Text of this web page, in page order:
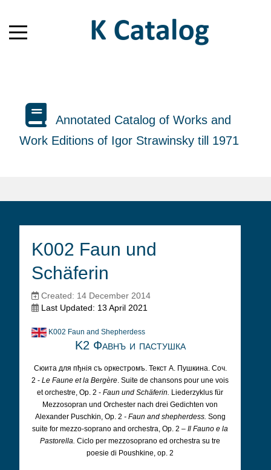
Annotated Catalog of Works and
Work Editions of Igor Strawinsky till 1971
K002 Faun und
Schäferin
Created: 14 December 2014
Last Updated: 13 April 2021
K002 Faun and Shepherdess
K2 Фавнъ и пастушка
Сюита для пђнія съ оркестромъ. Текст А. Пушкина. Соч.
2 - Le Faune et la Bergère. Suite de chansons pour une vois
et orchestre, Op. 2 - Faun und Schäferin. Liederzyklus für
Mezzosopran und Orchester nach drei Gedichten von
Alexander Puschkin, Op. 2 - Faun and shepherdess. Song
suite for mezzo-soprano and orchestra, Op. 2 – Il Fauno e la
Pastorella. Ciclo per mezzosoprano ed orchestra su tre
poesie di Poushkine, op. 2